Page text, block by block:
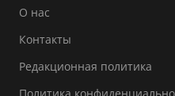
О нас
Контакты
Редакционная политика